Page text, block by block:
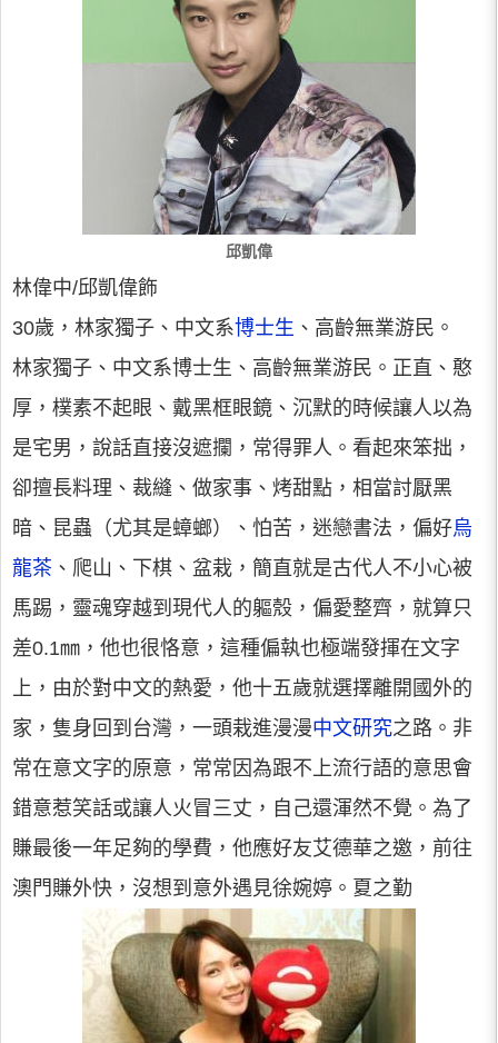
邱凱偉
林偉中/邱凱偉飾
30歲，林家獨子、中文系博士生 、高齡無業游民。
林家獨子、中文系博士生、高齡無業游民。正直、憨
厚，樸素不起眼、戴黑框眼鏡、沉默的時候讓人以為
是宅男，說話直接沒遮攔，常得罪人。看起來笨拙，
卻擅長料理、裁縫、做家事、烤甜點，相當討厭黑
暗、昆蟲（尤其是蟑螂）、怕苦，迷戀書法，偏好烏
龍茶 、爬山、下棋、盆栽，簡直就是古代人不小心被
馬踢，靈魂穿越到現代人的軀殼，偏愛整齊，就算只
差0.1㎜，他也很恪意，這種偏執也極端發揮在文字
上，由於對中文的熱愛，他十五歲就選擇離開國外的
家，隻身回到台灣，一頭栽進漫漫中文研究之路。非
常在意文字的原意，常常因為跟不上流行語的意思會
錯意惹笑話或讓人火冒三丈，自己還渾然不覺。為了
賺最後一年足夠的學費，他應好友艾德華之邀，前往
澳門賺外快，沒想到意外遇見徐婉婷。夏之勤